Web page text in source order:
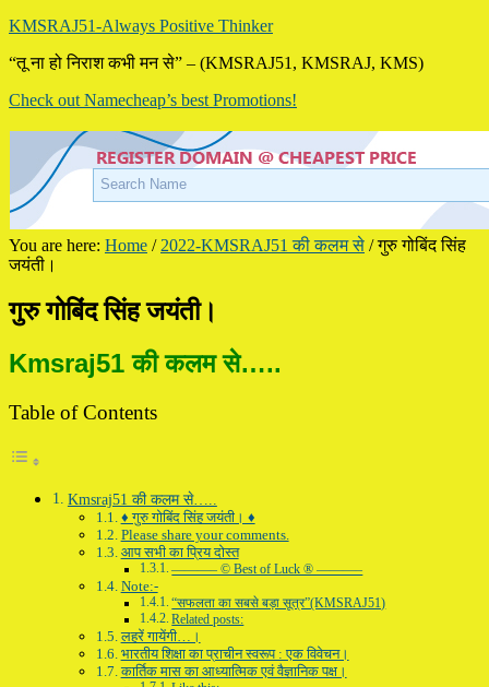
KMSRAJ51-Always Positive Thinker
“तू ना हो निराश कभी मन से” – (KMSRAJ51, KMSRAJ, KMS)
Check out Namecheap’s best Promotions!
You are here: Home / 2022-KMSRAJ51 की कलम से /गुरु गोबिंद सिंह
जयंती।
गुरु गोबिंद सिंह जयंती।
Kmsraj51 की कलम से…..
Table of Contents
Kmsraj51 की कलम से…..
♦ गुरु गोबिंद सिंह जयंती। ♦
Please share your comments.
आप सभी का प्रिय दोस्त
———– © Best of Luck ® ———–
Note:-
“सफलता का सबसे बड़ा सूत्र”(KMSRAJ51)
Related posts:
लहरें गायेंगी…।
भारतीय शिक्षा का प्राचीन स्वरूप : एक विवेचन।
कार्तिक मास का आध्यात्मिक एवं वैज्ञानिक पक्ष।